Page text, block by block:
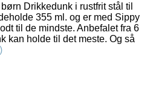
Drikkedunk i rustfrit stål til
355 ml. og er med Sippy
til de mindste. Anbefalet fra 6
kan holde til det meste. Og så